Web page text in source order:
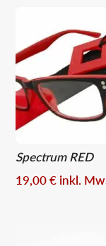
Spectrum RED
19,00€ inkl.